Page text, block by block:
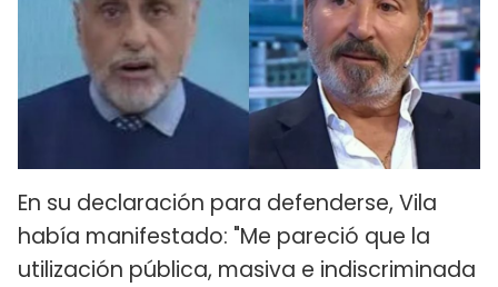
En su declaración para defenderse, Vila
había manifestado: "Me pareció que la
utilización pública, masiva e indiscriminada